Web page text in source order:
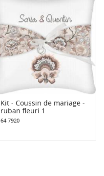
Kit - Coussin de mariage -
ruban fleuri 1
64 7920